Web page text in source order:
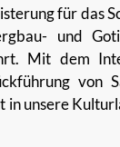
für das
und
Mit dem
von
in unsere